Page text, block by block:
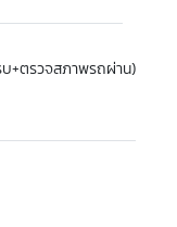
บ+ตรวจสภาพรถผ่าน)